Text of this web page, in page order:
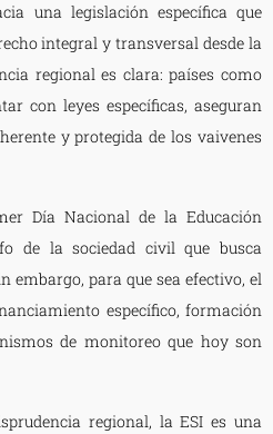
una legislación específica que
integral y transversal desde la
regional es clara: países como
con leyes específicas, aseguran
y protegida de los vaivenes
Día Nacional de la Educación
de la sociedad civil que busca
embargo, para que sea efectivo, el
específico, formación
de monitoreo que hoy son
regional, la ESI es una